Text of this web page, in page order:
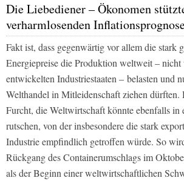
Die Liebediener – Ökonomen
verharmlosenden
Fakt ist, dass gegenwärtig vor allem die stark
Energiepreise die Produktion weltweit –
entwickelten Industriestaaten – belasten und
Welthandel in Mitleidenschaft ziehen dürften.
Furcht, die Weltwirtschaft könnte ebenfalls in
rutschen, von der insbesondere die stark
Industrie empfindlich getroffen würde. So
Rückgang des Containerumschlags im
als der Beginn einer weltwirtschaftlichen